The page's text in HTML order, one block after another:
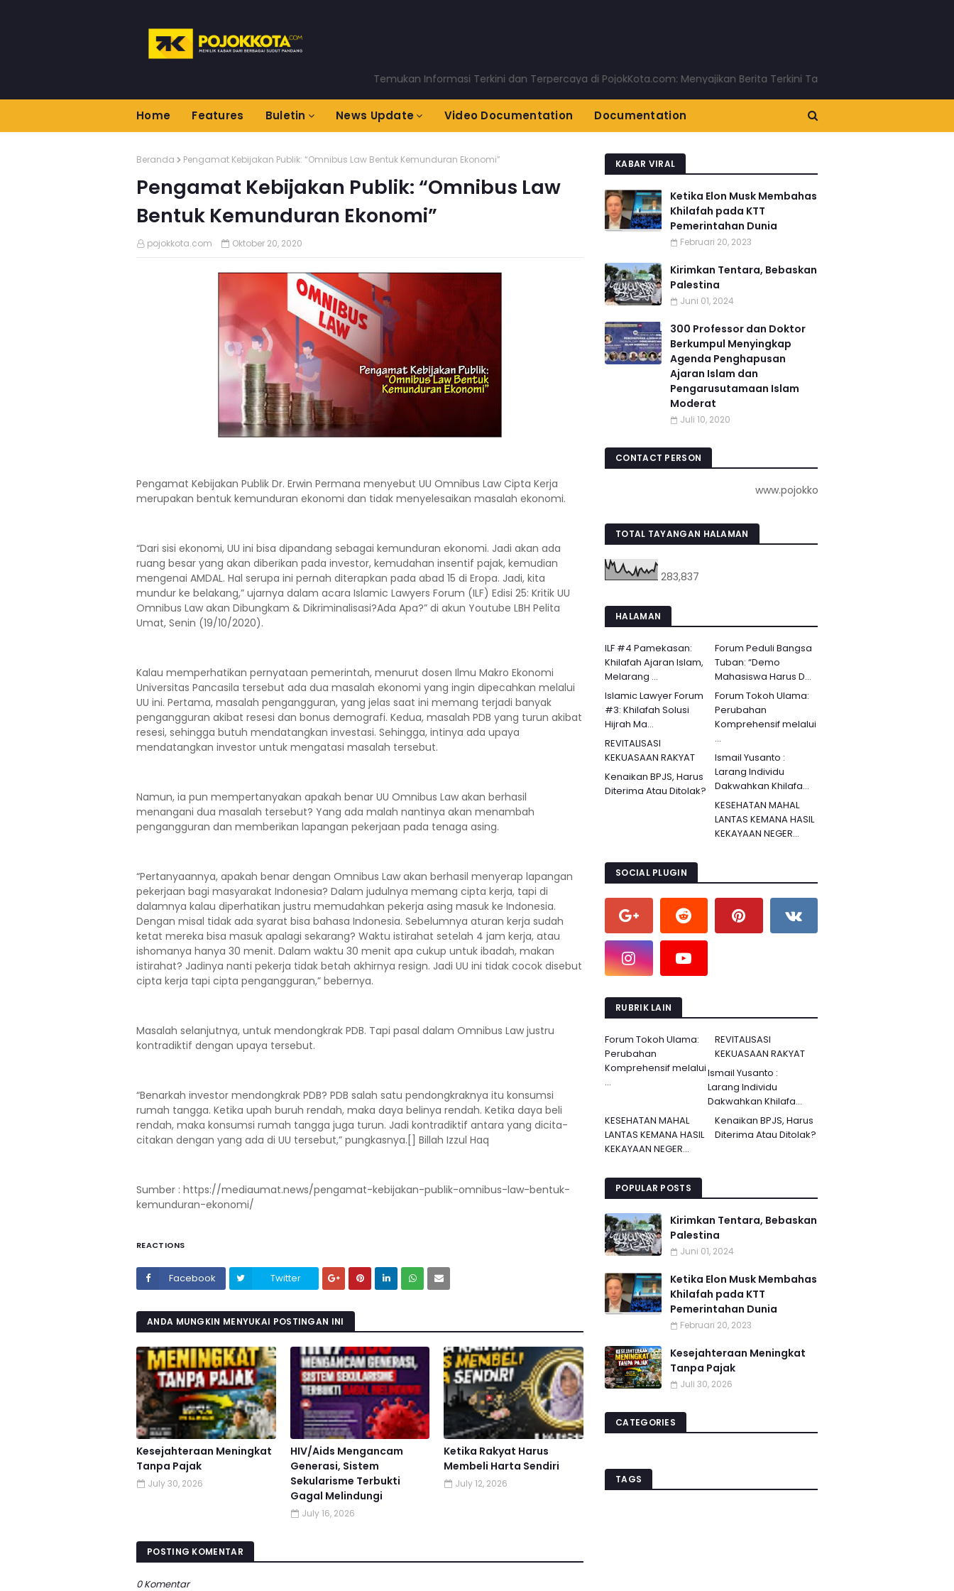
Temukan Informasi Terkini dan Terpercaya di PojokKota.com: Menyajikan Berita Terkini Tanpa Basa-basi!
Home Features Buletin News Update Video Documentation Documentation
Beranda Pengamat Kebijakan Publik: “Omnibus Law Bentuk Kemunduran Ekonomi”
Pengamat Kebijakan Publik: “Omnibus Law
Bentuk Kemunduran Ekonomi”
pojokkota.com Oktober 20, 2020
Pengamat Kebijakan Publik Dr. Erwin Permana menyebut UU Omnibus Law Cipta Kerja
merupakan bentuk kemunduran ekonomi dan tidak menyelesaikan masalah ekonomi.
“Dari sisi ekonomi, UU ini bisa dipandang sebagai kemunduran ekonomi. Jadi akan ada
ruang besar yang akan diberikan pada investor, kemudahan insentif pajak, kemudian
mengenai AMDAL. Hal serupa ini pernah diterapkan pada abad 15 di Eropa. Jadi, kita
mundur ke belakang,” ujarnya dalam acara Islamic Lawyers Forum (ILF) Edisi 25: Kritik UU
Omnibus Law akan Dibungkam & Dikriminalisasi?Ada Apa?” di akun Youtube LBH Pelita
Umat, Senin (19/10/2020).
Kalau memperhatikan pernyataan pemerintah, menurut dosen Ilmu Makro Ekonomi
Universitas Pancasila tersebut ada dua masalah ekonomi yang ingin dipecahkan melalui
UU ini. Pertama, masalah pengangguran, yang jelas saat ini memang terjadi banyak
pengangguran akibat resesi dan bonus demografi. Kedua, masalah PDB yang turun akibat
resesi, sehingga butuh mendatangkan investasi. Sehingga, intinya ada upaya
mendatangkan investor untuk mengatasi masalah tersebut.
Namun, ia pun mempertanyakan apakah benar UU Omnibus Law akan berhasil
menangani dua masalah tersebut? Yang ada malah nantinya akan menambah
pengangguran dan memberikan lapangan pekerjaan pada tenaga asing.
“Pertanyaannya, apakah benar dengan Omnibus Law akan berhasil menyerap lapangan
pekerjaan bagi masyarakat Indonesia? Dalam judulnya memang cipta kerja, tapi di
dalamnya kalau diperhatikan justru memudahkan pekerja asing masuk ke Indonesia.
Dengan misal tidak ada syarat bisa bahasa Indonesia. Sebelumnya aturan kerja sudah
ketat mereka bisa masuk apalagi sekarang? Waktu istirahat setelah 4 jam kerja, atau
ishomanya hanya 30 menit. Dalam waktu 30 menit apa cukup untuk ibadah, makan
istirahat? Jadinya nanti pekerja tidak betah akhirnya resign. Jadi UU ini tidak cocok disebut
cipta kerja tapi cipta pengangguran,” bebernya.
Masalah selanjutnya, untuk mendongkrak PDB. Tapi pasal dalam Omnibus Law justru
kontradiktif dengan upaya tersebut.
“Benarkah investor mendongkrak PDB? PDB salah satu pendongkraknya itu konsumsi
rumah tangga. Ketika upah buruh rendah, maka daya belinya rendah. Ketika daya beli
rendah, maka konsumsi rumah tangga juga turun. Jadi kontradiktif antara yang dicita-
citakan dengan yang ada di UU tersebut,” pungkasnya.[] Billah Izzul Haq
Sumber : https://mediaumat.news/pengamat-kebijakan-publik-omnibus-law-bentuk-
kemunduran-ekonomi/
REACTIONS
Facebook Twitter
ANDA MUNGKIN MENYUKAI POSTINGAN INI
Kesejahteraan Meningkat
Tanpa Pajak
July 30, 2026
HIV/Aids Mengancam
Generasi, Sistem
Sekularisme Terbukti
Gagal Melindungi
July 16, 2026
Ketika Rakyat Harus
Membeli Harta Sendiri
July 12, 2026
POSTING KOMENTAR
0 Komentar
KABAR VIRAL
Ketika Elon Musk Membahas
Khilafah pada KTT
Pemerintahan Dunia
Februari 20, 2023
Kirimkan Tentara, Bebaskan
Palestina
Juni 01, 2024
300 Professor dan Doktor
Berkumpul Menyingkap
Agenda Penghapusan
Ajaran Islam dan
Pengarusutamaan Islam
Moderat
Juli 10, 2020
CONTACT PERSON
www.pojokkota.com : 085732001924
TOTAL TAYANGAN HALAMAN
283,837
HALAMAN
ILF #4 Pamekasan:
Khilafah Ajaran Islam,
Melarang ...
Forum Peduli Bangsa
Tuban: “Demo
Mahasiswa Harus D...
Islamic Lawyer Forum
#3: Khilafah Solusi
Hijrah Ma...
Forum Tokoh Ulama:
Perubahan
Komprehensif melalui
...
REVITALISASI
KEKUASAAN RAKYAT
Ismail Yusanto :
Larang Individu
Dakwahkan Khilafa...
Kenaikan BPJS, Harus
Diterima Atau Ditolak?
KESEHATAN MAHAL
LANTAS KEMANA HASIL
KEKAYAAN NEGER...
SOCIAL PLUGIN
RUBRIK LAIN
Forum Tokoh Ulama:
Perubahan
Komprehensif melalui
...
REVITALISASI
KEKUASAAN RAKYAT
Ismail Yusanto :
Larang Individu
Dakwahkan Khilafa...
Kenaikan BPJS, Harus
Diterima Atau Ditolak?
KESEHATAN MAHAL
LANTAS KEMANA HASIL
KEKAYAAN NEGER...
POPULAR POSTS
Kirimkan Tentara, Bebaskan
Palestina
Juni 01, 2024
Ketika Elon Musk Membahas
Khilafah pada KTT
Pemerintahan Dunia
Februari 20, 2023
Kesejahteraan Meningkat
Tanpa Pajak
Juli 30, 2026
CATEGORIES
TAGS